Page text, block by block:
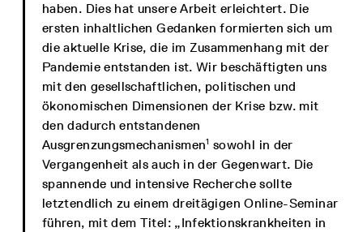
haben. Dies hat unsere Arbeit erleichtert. Die
ersten inhaltlichen Gedanken formierten sich um
die aktuelle Krise, die im Zusammenhang mit der
Pandemie entstanden ist. Wir beschäftigten uns
mit den gesellschaftlichen, politischen und
ökonomischen Dimensionen der Krise bzw. mit
den dadurch entstandenen
Ausgrenzungsmechanismen1 sowohl in der
Vergangenheit als auch in der Gegenwart. Die
spannende und intensive Recherche sollte
letztendlich zu einem dreitägigen Online-Seminar
führen, mit dem Titel: „Infektionskrankheiten in